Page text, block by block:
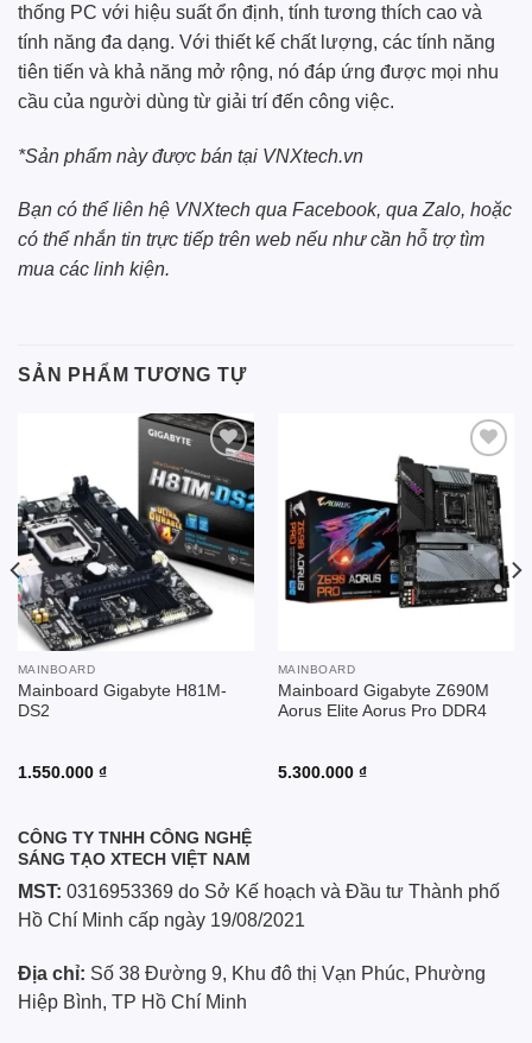
thống PC với hiệu suất ổn định, tính tương thích cao và
tính năng đa dạng. Với thiết kế chất lượng, các tính năng
tiên tiến và khả năng mở rộng, nó đáp ứng được mọi nhu
cầu của người dùng từ giải trí đến công việc.
*Sản phẩm này được bán tại VNXtech.vn
Bạn có thể liên hệ VNXtech qua Facebook, quaZalo, hoặc
có thể nhắn tin trực tiếp trên web nếu như cần hỗ trợ tìm
mua các linh kiện.
SẢN PHẨM TƯƠNG TỰ
Add to
wishlist
MAINBOARD
Mainboard Gigabyte H81M-
DS2
1.550.000 ₫
Add to
wishlist
MAINBOARD
Mainboard Gigabyte Z690M
Aorus Elite Aorus Pro DDR4
5.300.000 ₫
CÔNG TY TNHH CÔNG NGHỆ
SÁNG TẠO XTECH VIỆT NAM
MST: 0316953369 do Sở Kế hoạch và Đầu tư Thành phố
Hồ Chí Minh cấp ngày 19/08/2021
Địa chỉ: Số 38 Đường 9, Khu đô thị Vạn Phúc, Phường
Hiệp Bình, TP Hồ Chí Minh